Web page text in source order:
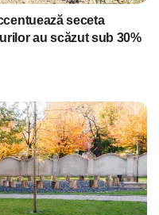
seceta
au scăzut sub 30%